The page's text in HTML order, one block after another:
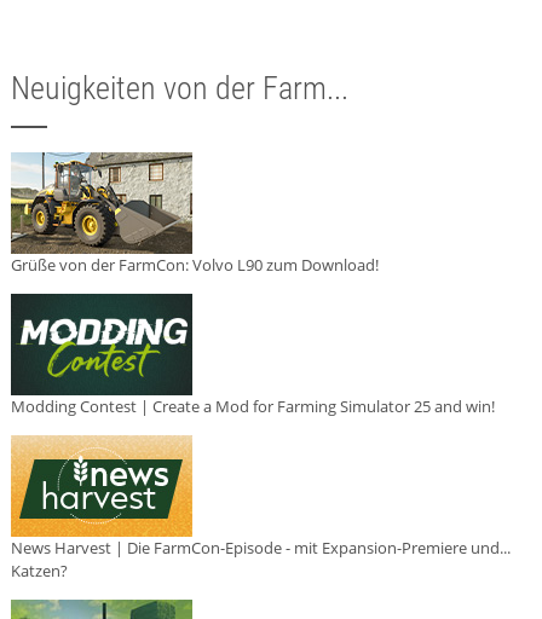
Neuigkeiten von der Farm...
Grüße von der FarmCon: Volvo L90 zum Download!
Modding Contest | Create a Mod for Farming Simulator 25 and win!
News Harvest | Die FarmCon-Episode - mit Expansion-Premiere und...
Katzen?